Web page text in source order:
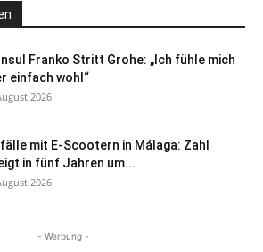
Franko Stritt Grohe: „Ich fühle mich
einfach wohl“
2026
mit E-Scootern in Málaga: Zahl
in fünf Jahren um...
2026
- Werbung -